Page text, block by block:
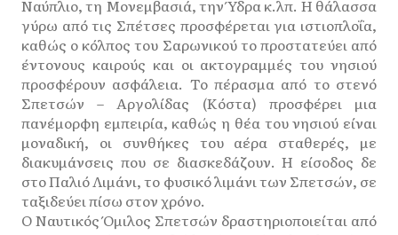
Ναύπλιο, τη Μονεμβασιά, την Ύδρα κ.λπ. Η θάλασσα
γύρω από τις Σπέτσες προσφέρεται για ιστιοπλοΐα,
καθώς ο κόλπος του Σαρωνικού το προστατεύει από
έντονους καιρούς και οι ακτογραμμές του νησιού
προσφέρουν ασφάλεια. Το πέρασμα από το στενό
Σπετσών – Αργολίδας (Κόστα) προσφέρει μια
πανέμορφη εμπειρία, καθώς η θέα του νησιού είναι
μοναδική, οι συνθήκες του αέρα σταθερές, με
διακυμάνσεις που σε διασκεδάζουν. Η είσοδος δε
στο Παλιό Λιμάνι, το φυσικό λιμάνι των Σπετσών, σε
ταξιδεύει πίσω στον χρόνο.
Ο Ναυτικός Όμιλος Σπετσών δραστηριοποιείται από